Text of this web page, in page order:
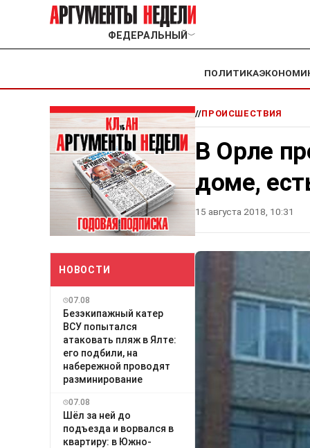
ФЕДЕРАЛЬНЫЙ ﹀
ПОЛИТИКА
НОВОСТИ
07.08
Безэкипажный катер
ВСУ попытался
атаковать пляж в Ялте:
его подбили, на
набережной проводят
разминирование
07.08
Шёл за ней до
подъезда и ворвался в
квартиру: в Южно-
//ПРОИСШЕСТВИЯ
В Орле
доме,
15 августа 2018, 10:31